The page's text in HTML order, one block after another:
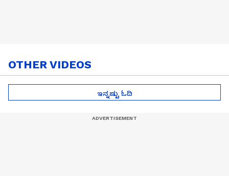
OTHER VIDEOS
ಇನ್ನಷ್ಟು ಓದಿ